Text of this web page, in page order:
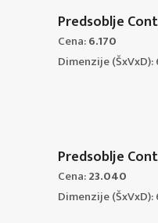
Predsoblje
Cena:6.170
Dimenzije (ŠxVxD):
Predsoblje
Cena:23.040
Dimenzije